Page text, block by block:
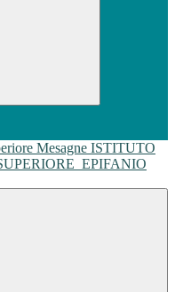
ISTITUTO
EPIFANIO